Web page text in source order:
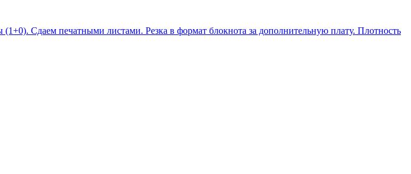
Сдаем печатными листами. Резка в формат блокнота за дополнительную плату. Плотность